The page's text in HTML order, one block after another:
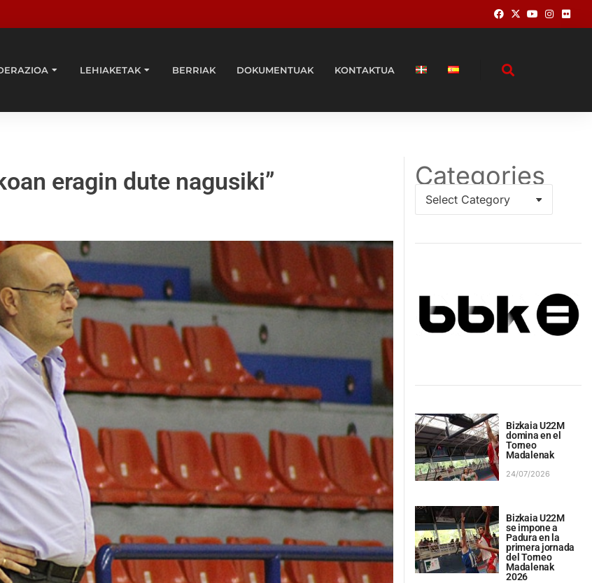
LEHIAKETAK BERRIAK DOKUMENTUAK KONTAKTUA
eragin dute nagusiki” Categories
Bizkaia U22M
domina en el
Torneo
Madalenak
24/07/2026
Bizkaia U22M
se impone a
Padura en la
primera jornada
del Torneo
Madalenak
2026